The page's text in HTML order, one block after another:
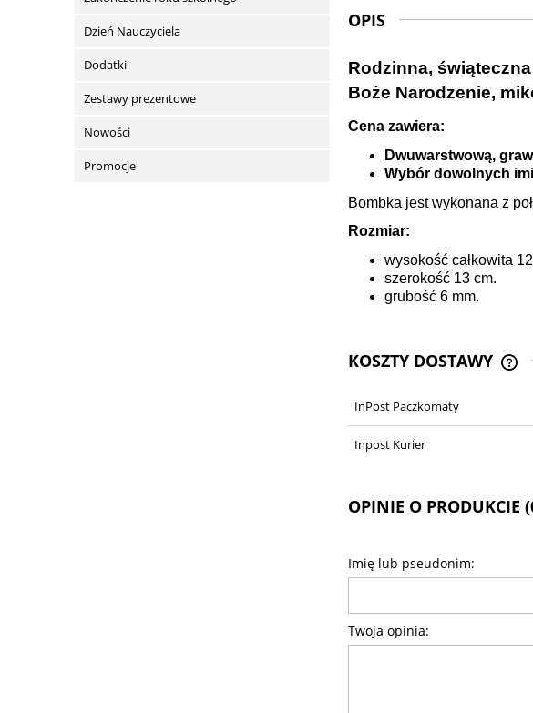
Dzień Nauczyciela
Dodatki
Zestawy prezentowe
Nowości
Promocje
OPIS
Rodzinna,
Boże Narodzenie,
Cena zawiera:
Dwuwarstwową,
Wybór dowolnych
Bombka jest wykonana z
Rozmiar:
wysokość całkowita
szerokość 13 cm.
grubość 6 mm.
KOSZTY DOSTAWY
InPost Paczkomaty
Inpost Kurier
OPINIE O PRODUKCIE
Imię lub pseudonim:
Twoja opinia: